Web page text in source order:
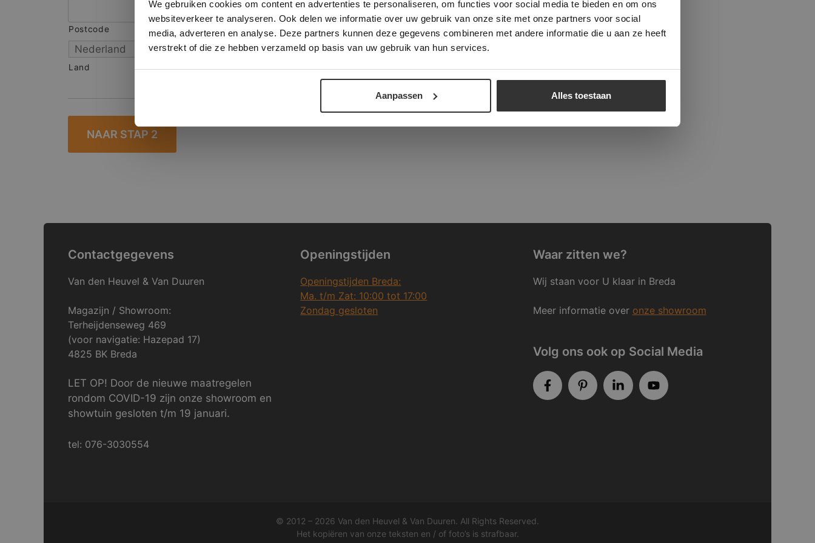
We gebruiken cookies om content en advertenties te personaliseren, om functies voor social media te bieden en om ons
websiteverkeer te analyseren. Ook delen we informatie over uw gebruik van onze site met onze partners voor social
media, adverteren en analyse. Deze partners kunnen deze gegevens combineren met andere informatie die u aan ze heeft
verstrekt of die ze hebben verzameld op basis van uw gebruik van hun services.
Aanpassen Alles toestaan
Postcode Stad
Land
Contactgegevens
Van den Heuvel & Van Duuren
Magazijn / Showroom:
Terheijdenseweg 469
(voor navigatie: Hazepad 17)
4825 BK Breda
LET OP! Door de nieuwe maatregelen
rondom COVID-19 zijn onze showroom en
showtuin gesloten t/m 19 januari.
tel: 076-3030554
Openingstijden
Openingstijden Breda:
Ma. t/m Zat: 10:00 tot 17:00
Zondag gesloten
Waar zitten we?
Wij staan voor U klaar in Breda
Meer informatie over onze showroom
Volg ons ook op Social Media
© 2012 – 2026 Van den Heuvel & Van Duuren. All Rights Reserved.
Het kopiëren van onze teksten en / of foto’s is strafbaar.
verder
ALLES ACCEPTEREN ALLES AFWIJZEN